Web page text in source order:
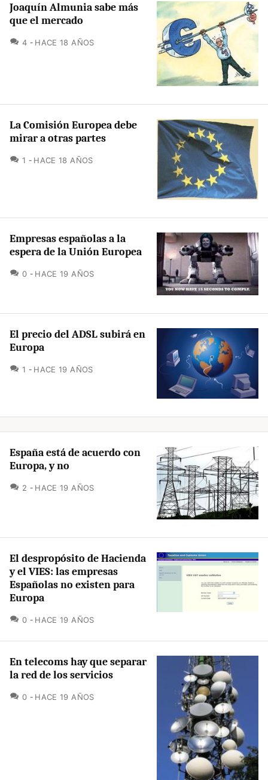
Joaquín Almunia sabe más
que el mercado
4 COMENTARIOS
HACE 18 AÑOS
La Comisión Europea debe
mirar a otras partes
1 COMENTARIOS
HACE 18 AÑOS
Empresas españolas a la
espera de la Unión Europea
0 COMENTARIOS
HACE 19 AÑOS
El precio del ADSL subirá en
Europa
1 COMENTARIOS
HACE 19 AÑOS
España está de acuerdo con
Europa, y no
2 COMENTARIOS
HACE 19 AÑOS
El despropósito de Hacienda
y el VIES: las empresas
Españolas no existen para
Europa
0 COMENTARIOS
HACE 19 AÑOS
En telecoms hay que separar
la red de los servicios
0 COMENTARIOS
HACE 19 AÑOS